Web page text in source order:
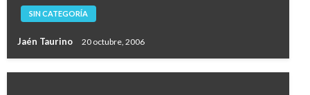
SIN CATEGORÍA
Jaén Taurino 20 octubre, 2006